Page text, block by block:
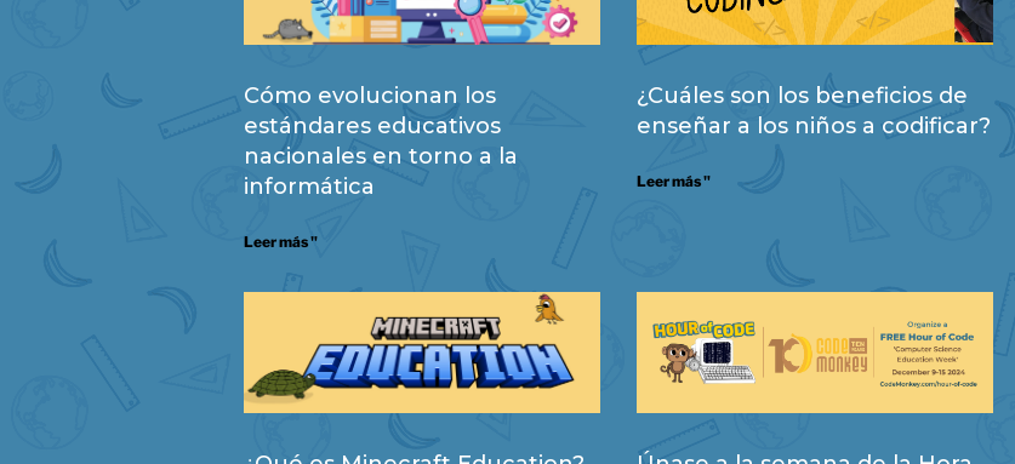
Cómo evolucionan los
estándares educativos
nacionales en torno a la
informática
Leer más "
¿Cuáles son los beneficios de
enseñar a los niños a codificar?
Leer más "